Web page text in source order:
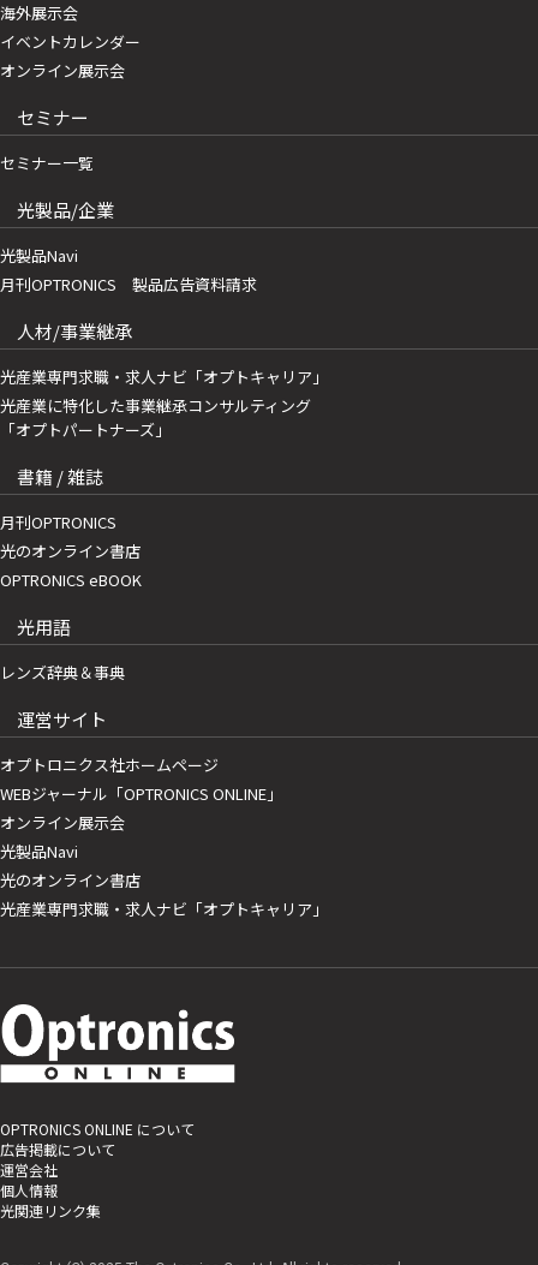
海外展示会
イベントカレンダー
オンライン展示会
セミナー
セミナー一覧
光製品/企業
光製品Navi
月刊OPTRONICS 製品広告資料請求
人材/事業継承
光産業専門求職・求人ナビ「オプトキャリア」
光産業に特化した事業継承コンサルティング
「オプトパートナーズ」
書籍 / 雑誌
月刊OPTRONICS
光のオンライン書店
OPTRONICS eBOOK
光用語
レンズ辞典＆事典
運営サイト
オプトロニクス社ホームページ
WEBジャーナル「OPTRONICS ONLINE」
オンライン展示会
光製品Navi
光のオンライン書店
光産業専門求職・求人ナビ「オプトキャリア」
OPTRONICS ONLINE について
広告掲載について
運営会社
個人情報
光関連リンク集